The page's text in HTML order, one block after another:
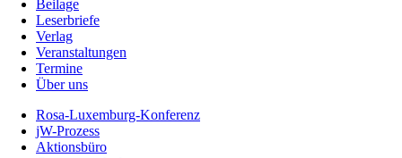
Beilage
Leserbriefe
Verlag
Veranstaltungen
Termine
Über uns
Rosa-Luxemburg-Konferenz
jW-Prozess
Aktionsbüro